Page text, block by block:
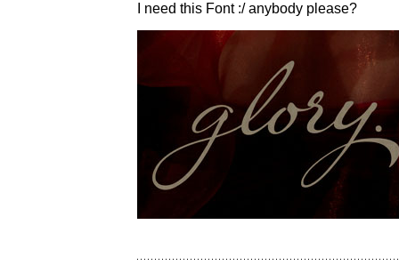
I need this Font :/ anybody please?